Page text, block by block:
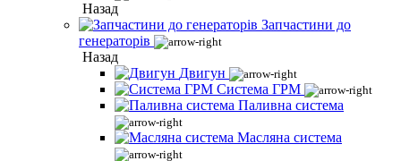
Назад
Запчастини до
генераторів
Назад
Двигун
Система ГРМ
Паливна система
Масляна система